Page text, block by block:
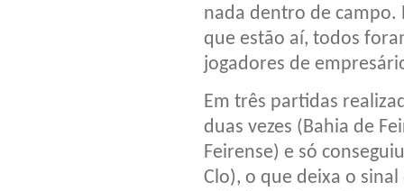
nada dentro de campo.
que estão aí, todos
jogadores de
Em três partidas
duas vezes (Bahia de
Feirense) e só
Clo), o que deixa o